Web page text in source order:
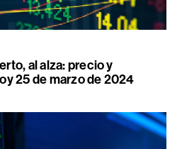
al alza: precio y
25 de marzo de 2024